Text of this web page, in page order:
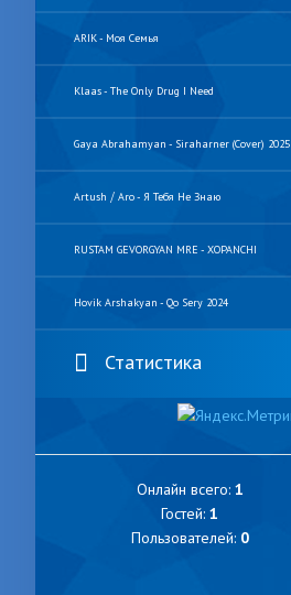
ARIK - Моя Семья
Klaas - The Only Drug I Need
Gaya Abrahamyan - Siraharner (Cover) 2025
Artush ⧸ Aro - Я Тебя Не Знаю
RUSTAM GEVORGYAN MRE - XOPANCHI
Hovik Arshakyan - Qo Sery 2024
Статистика
Онлайн всего: 1
Гостей: 1
Пользователей: 0